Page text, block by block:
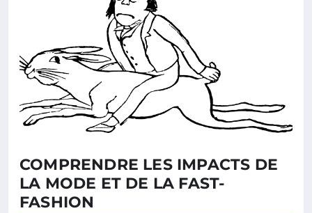
COMPRENDRE LES IMPACTS DE
LA MODE ET DE LA FAST-
FASHION